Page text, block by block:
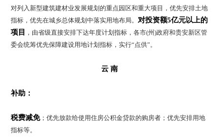
对列入新型建筑建材业发展规划的重点园区和重大项目，优先安排土地
指标，优先在城乡总体规划中落实用地布局。对投资额5亿元以上的
项目 ，由省级直接安排下达年度计划指标，各市(州)政府和贵安新区管
委会统筹优先保障建设用地计划指标，实行“点供”。
云 南
补助：
税费减免；优先放款给使用住房公积金贷款的购房者；优先安排用地
指标等。